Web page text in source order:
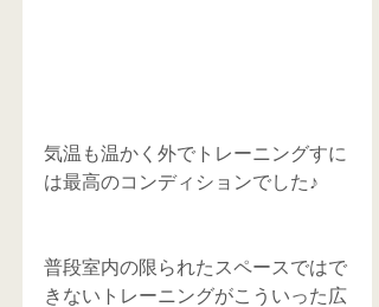
気温も温かく外でトレーニングすに
は最高のコンディションでした♪
普段室内の限られたスペースではで
きないトレーニングがこういった広